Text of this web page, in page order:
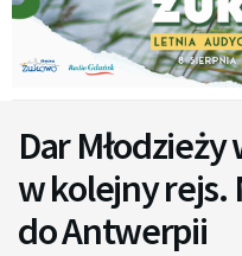
Dar Młodzieży
w kolejny rejs.
do Antwerpii